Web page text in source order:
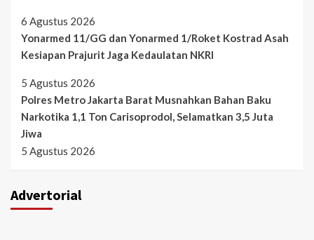
6 Agustus 2026
Yonarmed 11/GG dan Yonarmed 1/Roket Kostrad Asah
Kesiapan Prajurit Jaga Kedaulatan NKRI
5 Agustus 2026
Polres Metro Jakarta Barat Musnahkan Bahan Baku
Narkotika 1,1 Ton Carisoprodol, Selamatkan 3,5 Juta
Jiwa
5 Agustus 2026
Advertorial